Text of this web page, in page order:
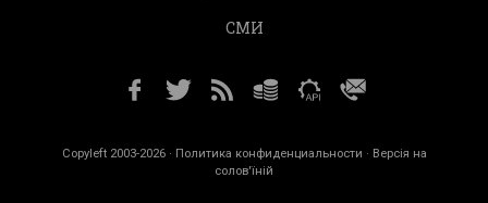
СМИ
Copyleft 2003-2026 · Политика конфиденциальности · Версія на
солов'їній